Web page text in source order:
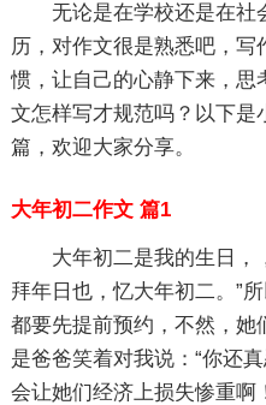
无论是在学校还是在社
历，对作文很是熟悉吧，写
惯，让自己的心静下来，思
文怎样写才规范吗？以下是
篇，欢迎大家分享。
大年初二作文 篇1
大年初二是我的生日，
拜年日也，忆大年初二。”
都要先提前预约，不然，她
是爸爸笑着对我说：“你还
会让她们经济上损失惨重啊